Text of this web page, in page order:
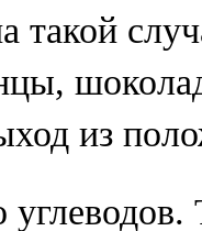
такой
из